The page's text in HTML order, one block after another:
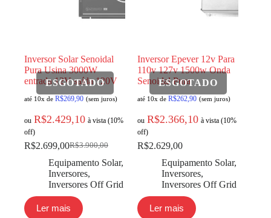
Inversor Solar Senoidal
Pura Usina 3000W
entrada 12V saída 120V
até 10x de R$269,90 (sem juros)
ou R$2.429,10 à vista (10%
off)
R$3.900,00
R$2.699,00
Equipamento Solar,
Inversores,
Inversores Off Grid
Ler mais
Inversor Epever 12v Para
110v 127v 1500w Onda
Senoidal Pura
até 10x deR$262,90 (sem juros)
ou R$2.366,10 à vista (10%
off)
R$2.629,00
Equipamento Solar,
Inversores,
Inversores Off Grid
Ler mais